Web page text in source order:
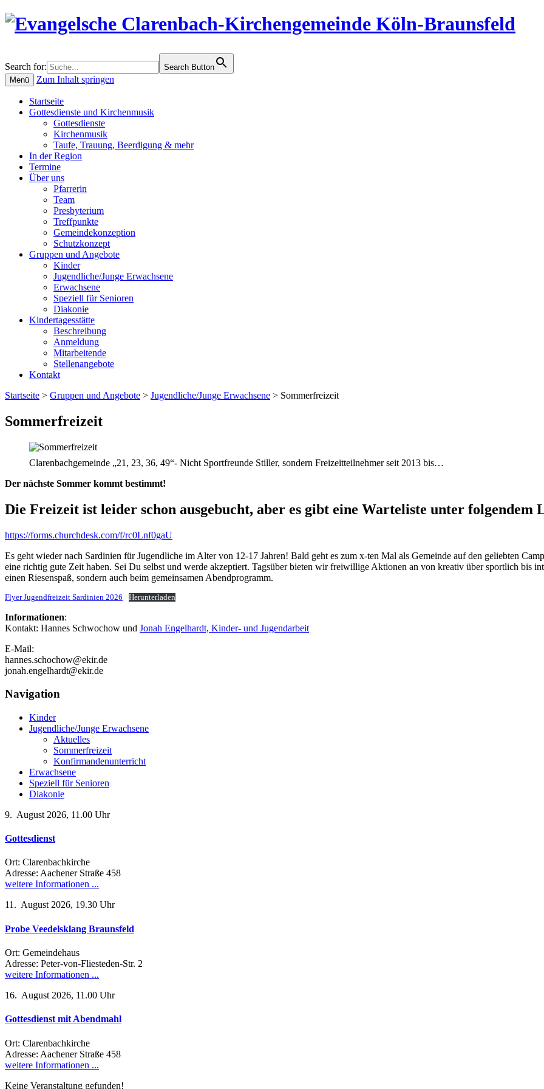
Search for:
Search Button
Menü
Zum Inhalt springen
Startseite
Gottesdienste und Kirchenmusik
Gottesdienste
Kirchenmusik
Taufe, Trauung, Beerdigung & mehr
In der Region
Termine
Über uns
Pfarrerin
Team
Presbyterium
Treffpunkte
Gemeindekonzeption
Schutzkonzept
Gruppen und Angebote
Kinder
Jugendliche/Junge Erwachsene
Erwachsene
Speziell für Senioren
Diakonie
Kindertagesstätte
Beschreibung
Anmeldung
Mitarbeitende
Stellenangebote
Kontakt
Startseite > Gruppen und Angebote > Jugendliche/Junge Erwachsene > Sommerfreizeit
Sommerfreizeit
Clarenbachgemeinde „21, 23, 36, 49“- Nicht Sportfreunde Stiller, sondern Freizeitteilnehmer seit 2013 bis…
Der nächste Sommer kommt bestimmt!
Die Freizeit ist leider schon ausgebucht, aber es gibt eine Warteliste unter folgendem
https://forms.churchdesk.com/f/rc0Lnf0gaU
Es geht wieder nach Sardinien für Jugendliche im Alter von 12-17 Jahren! Bald geht es zum x-ten Mal als Gemeinde auf den geliebten
eine richtig gute Zeit haben. Sei Du selbst und werde akzeptiert. Tagsüber bieten wir freiwillige Aktionen an von kreativ über sportlich bis
einen Riesenspaß, sondern auch beim gemeinsamen Abendprogramm.
Flyer Jugendfreizeit Sardinien 2026 Herunterladen
Informationen:
Kontakt: Hannes Schwochow und Jonah Engelhardt, Kinder- und Jugendarbeit
E-Mail:
hannes.schochow@ekir.de
jonah.engelhardt@ekir.de
Navigation
Kinder
Jugendliche/Junge Erwachsene
Aktuelles
Sommerfreizeit
Konfirmandenunterricht
Erwachsene
Speziell für Senioren
Diakonie
9. August 2026, 11.00 Uhr
Gottesdienst
Ort: Clarenbachkirche
Adresse: Aachener Straße 458
weitere Informationen ...
11. August 2026, 19.30 Uhr
Probe Veedelsklang Braunsfeld
Ort: Gemeindehaus
Adresse: Peter-von-Fliesteden-Str. 2
weitere Informationen ...
16. August 2026, 11.00 Uhr
Gottesdienst mit Abendmahl
Ort: Clarenbachkirche
Adresse: Aachener Straße 458
weitere Informationen ...
Keine Veranstaltung gefunden!